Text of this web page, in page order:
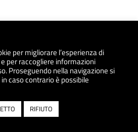
Nov 2025 / 0
LA VIOLENZA
per migliorare l’esperienza di
per raccogliere informazioni
Proseguendo nella navigazione si
caso contrario è possibile
RIFIUTO